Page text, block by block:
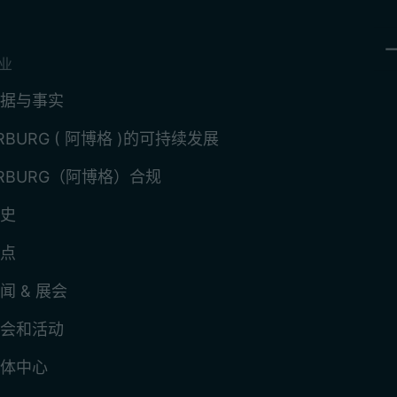
与事实
( 阿博格 )的可持续发展
（阿博格）合规
& 展会
和活动
中心